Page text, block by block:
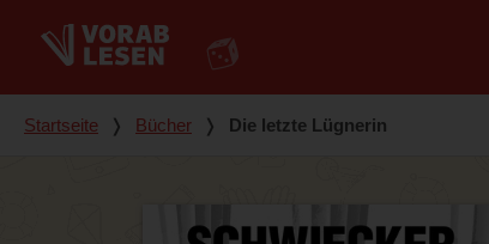
Du bist hier
Startseite ❭ Bücher ❭ Die letzte Lügnerin